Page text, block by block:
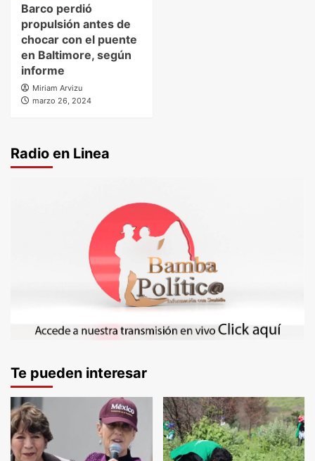
Barco perdió
propulsión antes de
chocar con el puente
en Baltimore, según
informe
Miriam Arvizu
marzo 26, 2024
Radio en Linea
Te pueden interesar